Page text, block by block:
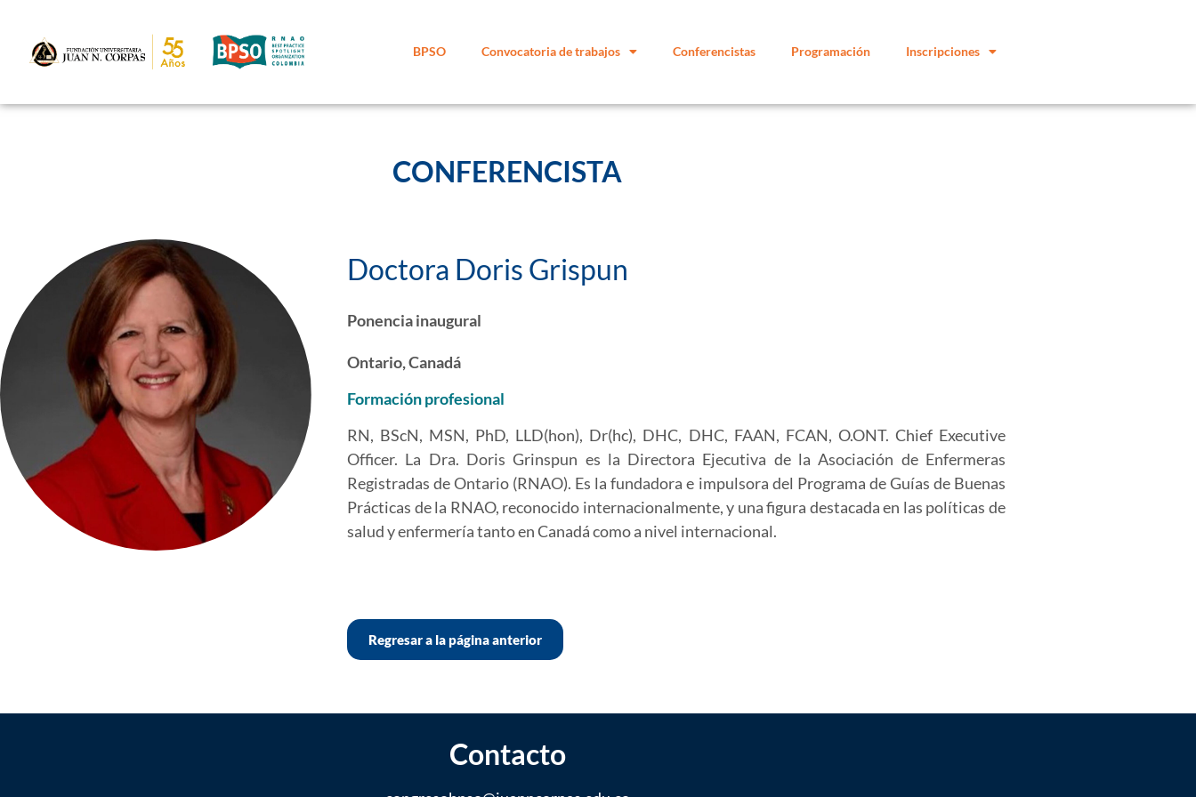
BPSO Convocatoria de trabajos Conferencistas Programación Inscripciones
CONFERENCISTA
Doctora Doris Grispun
Ponencia inaugural
Ontario, Canadá
Formación profesional
RN, BScN, MSN, PhD, LLD(hon), Dr(hc), DHC, DHC, FAAN, FCAN, O.ONT. Chief Executive
Officer. La Dra. Doris Grinspun es la Directora Ejecutiva de la Asociación de Enfermeras
Registradas de Ontario (RNAO). Es la fundadora e impulsora del Programa de Guías de Buenas
Prácticas de la RNAO, reconocido internacionalmente, y una figura destacada en las políticas de
salud y enfermería tanto en Canadá como a nivel internacional.
Regresar a la página anterior
Contacto